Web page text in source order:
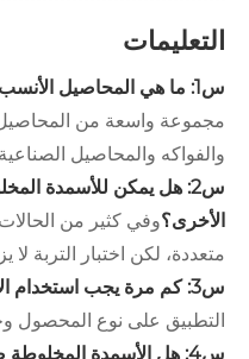
التعليمات
س1: ما هي المحاصيل الأنسب للأسمدة المخلوطة؟
مجموعة واسعة من
والفواكه والمحاصيل
س2: هل يمكن للأسمدة
الأخرى؟وفي كثير من
متعددة، لكن اختبار التربة لا
س3: كم مرة يجب استخدام الأسمدة المخلوطة؟
التطبيق على نوع المحصول
س4: هل الأسمدة المخلوطة صديقة للبيئة؟